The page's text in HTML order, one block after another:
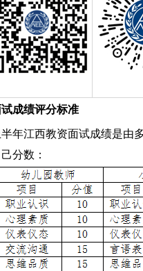
成绩评分标准
年江西教资面试成绩是
分数：